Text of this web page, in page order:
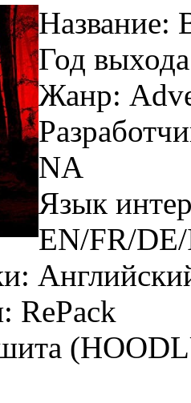
Название:
Год
Жанр:
NA
Язык
EN/FR/
RePack